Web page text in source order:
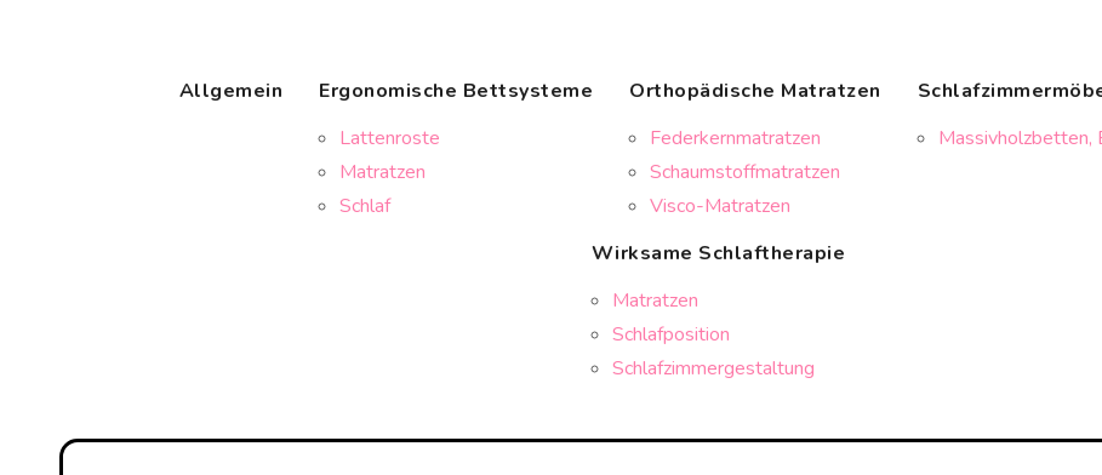
Allgemein
Ergonomische Bettsysteme
Lattenroste
Matratzen
Schlaf
Orthopädische Matratzen
Federkernmatratzen
Schaumstoffmatratzen
Visco-Matratzen
Massivholzbetten,
Wirksame Schlaftherapie
Matratzen
Schlafposition
Schlafzimmergestaltung